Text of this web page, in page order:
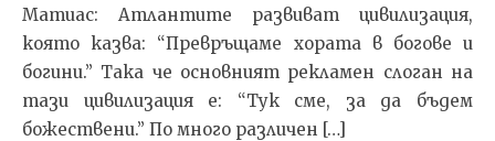
Матиас: Атлантите развиват цивилизация,
която казва: “Превръщаме хората в богове и
богини.” Така че основният рекламен слоган на
тази цивилизация е: “Тук сме, за да бъдем
божествени.” По много различен […]